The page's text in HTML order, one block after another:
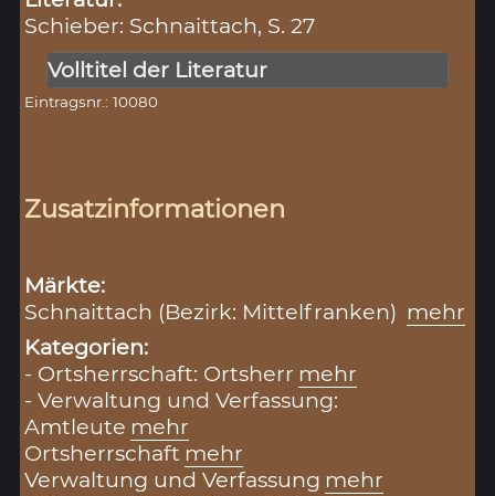
Schieber: Schnaittach, S. 27
Volltitel der Literatur
Eintragsnr.: 10080
Zusatzinformationen
Märkte:
Schnaittach (Bezirk: Mittelfranken) mehr
Kategorien:
- Ortsherrschaft: Ortsherr mehr
- Verwaltung und Verfassung:
Amtleute mehr
Ortsherrschaft mehr
Verwaltung und Verfassung mehr